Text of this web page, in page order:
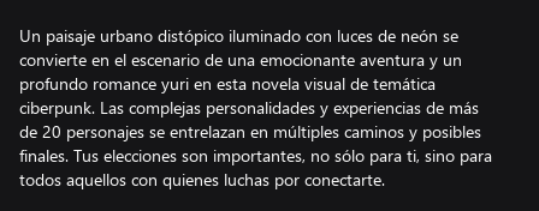
Un paisaje urbano distópico iluminado con luces de neón se
convierte en el escenario de una emocionante aventura y un
profundo romance yuri en esta novela visual de temática
ciberpunk. Las complejas personalidades y experiencias de más
de 20 personajes se entrelazan en múltiples caminos y posibles
finales. Tus elecciones son importantes, no sólo para ti, sino para
todos aquellos con quienes luchas por conectarte.